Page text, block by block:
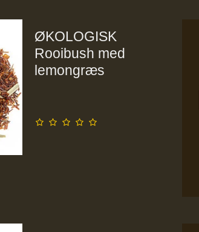
ØKOLOGISK
Rooibush med
lemongræs